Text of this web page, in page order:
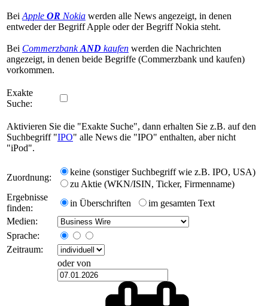
Bei Apple OR Nokia werden alle News angezeigt, in denen
entweder der Begriff Apple oder der Begriff Nokia steht.
Bei CommerzbankAND kaufen werden die Nachrichten
angezeigt, in denen beide Begriffe (Commerzbank und kaufen)
vorkommen.
Exakte
Suche:
Aktivieren Sie die "Exakte Suche", dann erhalten Sie z.B. auf den
Suchbegriff "IPO" alle News die "IPO" enthalten, aber nicht
"iPod".
Zuordnung:
keine (sonstiger Suchbegriff wie z.B. IPO, USA)
zu Aktie (WKN/ISIN, Ticker, Firmenname)
Ergebnisse
finden:
in Überschriften
im gesamten Text
Medien:
Sprache:
Zeitraum:
oder von